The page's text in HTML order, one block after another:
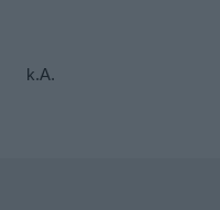
k.A.